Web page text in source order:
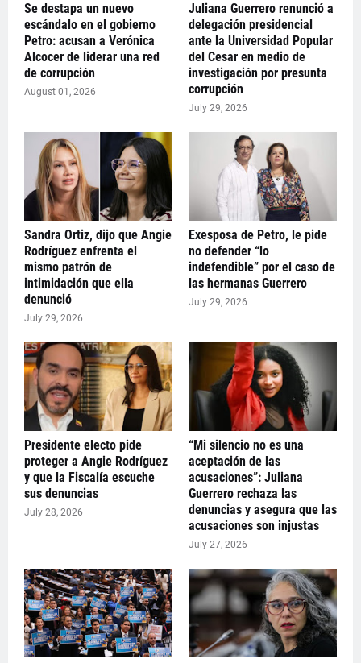
Se destapa un nuevo
escándalo en el gobierno
Petro: acusan a Verónica
Alcocer de liderar una red
de corrupción
August 01, 2026
Juliana Guerrero renunció a
delegación presidencial
ante la Universidad Popular
del Cesar en medio de
investigación por presunta
corrupción
July 29, 2026
Sandra Ortiz, dijo que Angie
Rodríguez enfrenta el
mismo patrón de
intimidación que ella
denunció
July 29, 2026
Exesposa de Petro, le pide
no defender “lo
indefendible” por el caso de
las hermanas Guerrero
July 29, 2026
Presidente electo pide
proteger a Angie Rodríguez
y que la Fiscalía escuche
sus denuncias
July 28, 2026
“Mi silencio no es una
aceptación de las
acusaciones”: Juliana
Guerrero rechaza las
denuncias y asegura que las
acusaciones son injustas
July 27, 2026